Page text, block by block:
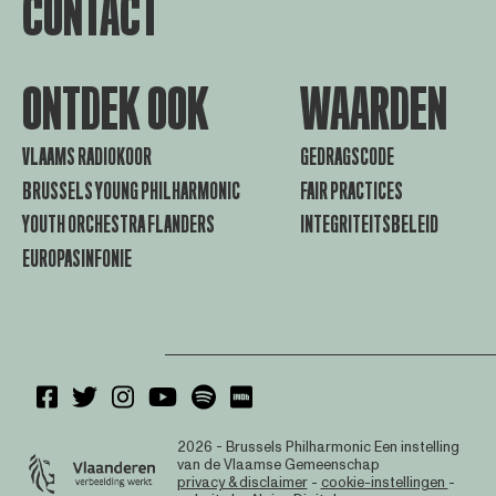
CONTACT
ONTDEK OOK
VLAAMS RADIOKOOR
BRUSSELS YOUNG PHILHARMONIC
YOUTH ORCHESTRA FLANDERS
EUROPASINFONIE
WAARDEN
GEDRAGSCODE
FAIR PRACTICES
INTEGRITEITSBELEID
2026 - Brussels PhilharmonicEen instelling
van de Vlaamse Gemeenschap
privacy & disclaimer- cookie-instellingen -